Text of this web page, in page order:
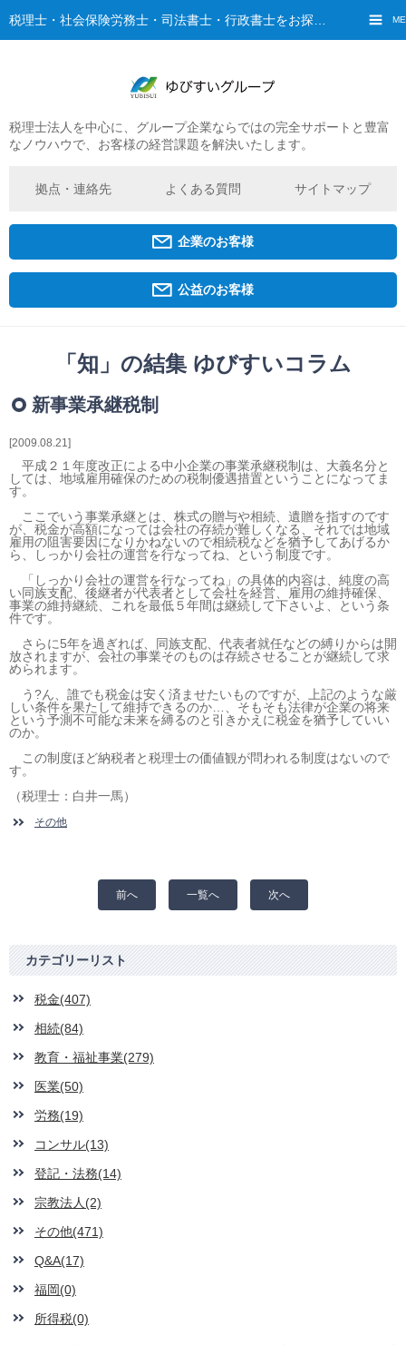
税理士法人を中心に、グループ企業ならではの完全サポートと豊富
なノウハウで、お客様の経営課題を解決いたします。
拠点・連絡先 よくある質問 サイトマップ
企業のお客様
公益のお客様
ご挨拶
グループ概要
ゆびすいのあゆみ
京都オフィス
相続・贈与・事業承継をお考えの方
医業経営者の方
寺院などの宗教法人経営者の方
認定こども園経営者の方
保育園経営者の方
介護事業者の方
介護専門チームからのお知らせ
「知」の結集 ゆびすいコラム
2009.08.21
新事業承継税制
平成２１年度改正による中小企業の事業承継税制は、大義名分と
しては、地域雇用確保のための税制優遇措置ということになってま
す。
ここでいう事業承継とは、株式の贈与や相続、遺贈を指すのです
が、税金が高額になっては会社の存続が難しくなる、それでは地域
雇用の阻害要因になりかねないので相続税などを猶予してあげるか
ら、しっかり会社の運営を行なってね、という制度です。
「しっかり会社の運営を行なってね」の具体的内容は、純度の高
い同族支配、後継者が代表者として会社を経営、雇用の維持確保、
事業の維持継続、これを最低５年間は継続して下さいよ、という条
件です。
さらに5年を過ぎれば、同族支配、代表者就任などの縛りからは開
放されますが、会社の事業そのものは存続させることが継続して求
められます。
う?ん、誰でも税金は安く済ませたいものですが、上記のような厳
しい条件を果たして維持できるのか…、そもそも法律が企業の将来
という予測不可能な未来を縛るのと引きかえに税金を猶予していい
のか。
この制度ほど納税者と税理士の価値観が問われる制度はないので
す。
（税理士：白井一馬）
その他
前へ 一覧へ 次へ
カテゴリーリスト
税金(407)
相続(84)
教育・福祉事業(279)
医業(50)
労務(19)
コンサル(13)
登記・法務(14)
宗教法人(2)
その他(471)
Q&A(17)
福岡(0)
所得税(0)